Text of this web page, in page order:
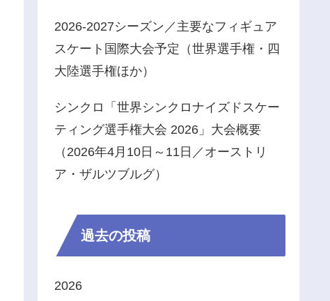
2026-2027シーズン／主要なフィギュア
スケート国際大会予定（世界選手権・四
大陸選手権ほか）
シンクロ「世界シンクロナイズドスケー
ティング選手権大会 2026」大会概要
（2026年4月10日～11日／オーストリ
ア・ザルツブルグ）
過去の投稿
2026